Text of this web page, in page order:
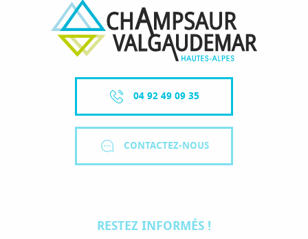
04 92 49 09 35
CONTACTEZ-NOUS
RESTEZ INFORMÉS !